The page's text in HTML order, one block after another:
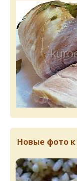
Новые фото